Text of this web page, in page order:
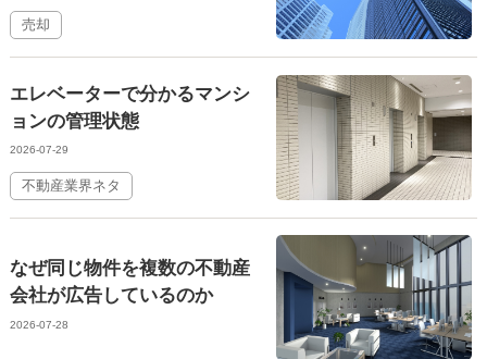
売却
エレベーターで分かるマンシ
ョンの管理状態
2026-07-29
不動産業界ネタ
なぜ同じ物件を複数の不動産
会社が広告しているのか
2026-07-28